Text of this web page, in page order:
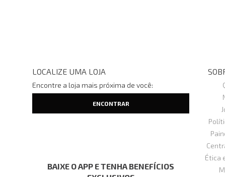
LOCALIZE UMA LOJA
Encontre a loja mais próxima de você:
BAIXE O APP E TENHA BENEFÍCIOS
Ética